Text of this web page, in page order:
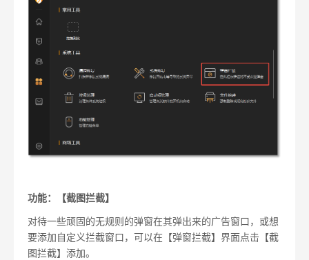
功能：【截图拦截】
对待一些顽固的无规则的弹窗在其弹出来的广告窗口，或想
要添加自定义拦截窗口，可以在【弹窗拦截】界面点击【截
图拦截】添加。